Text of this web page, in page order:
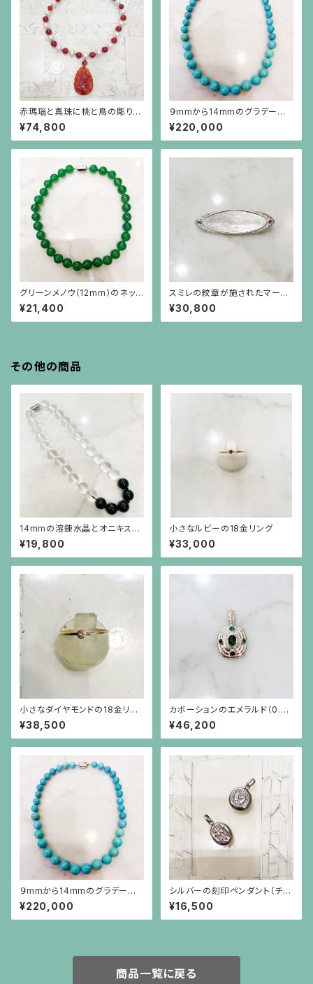
赤瑪瑙と真珠に桃と鳥の彫りの
赤瑪瑙が揺れるネックレス
¥74,800
９mmから14mmのグラデーショ
ンのターコイズネックレス
¥220,000
グリーンメノウ（12mm）のネック
レス
¥21,400
スミレの紋章が施されたマーキ
ス型の白蝶貝、エメラルド、ルビ
ーのシルバーブローチ兼ペンダ
ント
¥30,800
その他の商品
14mmの溶錬水晶とオニキスの
ネックレス
¥19,800
小さなルビーの18金リング
¥33,000
小さなダイヤモンドの18金リン
グ
¥38,500
カボーションのエメラルド（0.82
ct）を4つの小さなエメラルドが
取り巻くシルバーペンダント（チ
ェーン別）
¥46,200
９mmから14mmのグラデーショ
ンのターコイズネックレス
¥220,000
シルバーの刻印ペンダント（チェ
ーン別）
¥16,500
商品一覧に戻る